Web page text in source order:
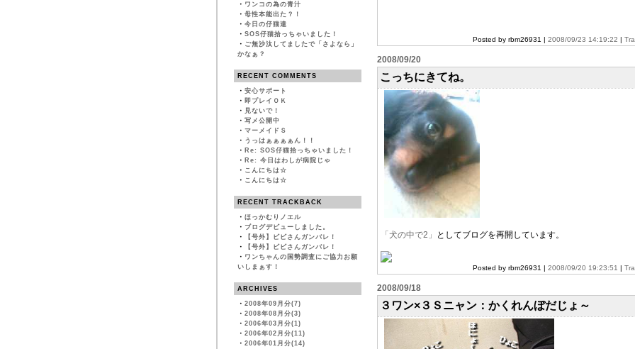
・ ワンコの為の青汁
・ 母性本能出た？！
・ 今日の仔猫達
・ SOS仔猫拾っちゃいました！
・ ご無沙汰してましたで「さよなら」
かなぁ？
RECENT COMMENTS
・ 安心サポート
・ 即プレイＯＫ
・ 見ないで！
・ 写メ公開中
・ マーメイドＳ
・ うっはぁぁぁぁん！！
・ Re: SOS仔猫拾っちゃいました！
・ Re: 今日はわしが病院じゃ
・ こんにちは☆
・ こんにちは☆
RECENT TRACKBACK
・ ほっかむりノエル
・ ブログデビューしました。
・
【号外】ビビさんガンバレ！
・
【号外】ビビさんガンバレ！
・ ワンちゃんの国勢調査にご協力お願
いしまぁす！
ARCHIVES
・ 2008年09月分(7)
・ 2008年08月分(3)
・ 2006年03月分(1)
・ 2006年02月分(11)
・ 2006年01月分(14)
Posted by rbm26931 | 2008/09/23 14:19:22 |
2008/09/20
こっちにきてね。
「犬の中で2」 としてブログを再開しています。
Posted by rbm26931 | 2008/09/20 19:23:51 |
2008/09/18
３ワン×３Ｓニャン：かくれんぼだじょ～